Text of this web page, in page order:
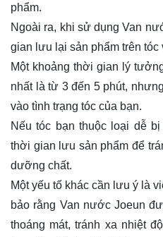
phẩm.
Ngoài ra, khi sử dụng Van
gian lưu lại sản phẩm trên tóc
Một khoảng thời gian lý
nhất là từ 3 đến 5 phút,
vào tình trạng tóc của bạn.
Nếu tóc bạn thuộc loại dễ
thời gian lưu sản phẩm để
dưỡng chất.
Một yếu tố khác cần lưu ý là
bảo rằng Van nước Joeun
thoáng mát, tránh xa nhiệt